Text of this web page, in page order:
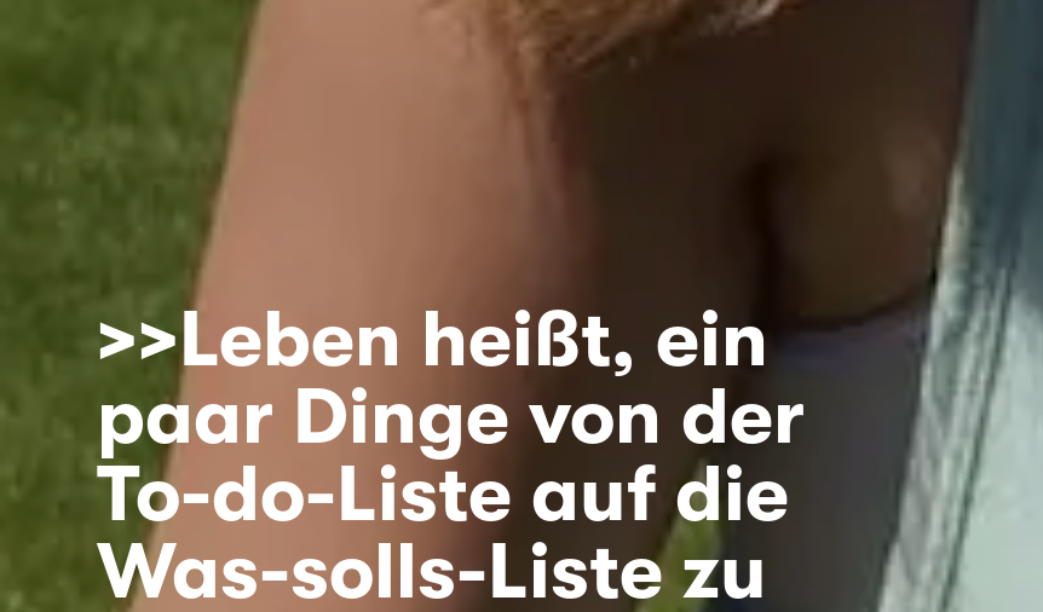
>>Leben heißt, ein
paar Dinge von der
To-do-Liste auf die
Was-solls-Liste zu